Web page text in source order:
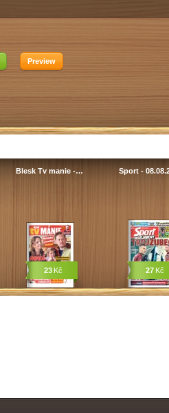
Preview
Blesk Tv manie -…
23 Kč
Sport -
27 Kč